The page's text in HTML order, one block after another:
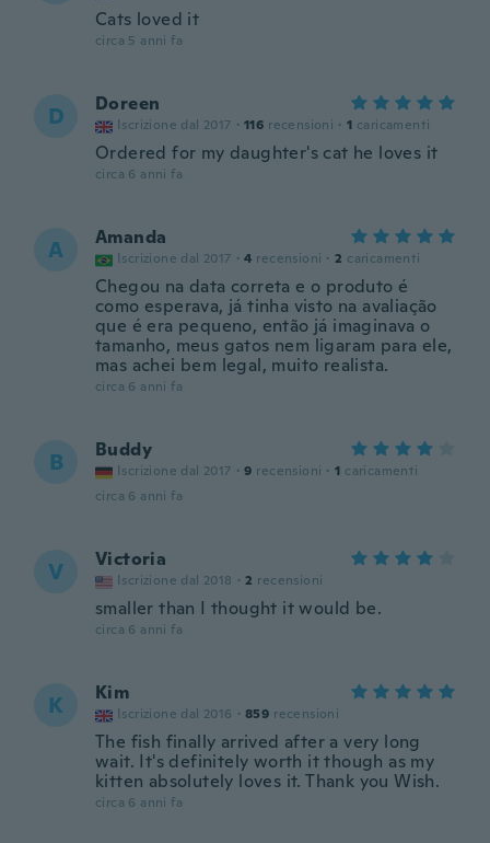
Cats loved it
circa 5 anni fa
D Doreen
Iscrizione dal 2017 · 116 recensioni · 1 caricamenti
Ordered for my daughter's cat he loves it
circa 6 anni fa
A Amanda
Iscrizione dal 2017 · 4 recensioni · 2 caricamenti
Chegou na data correta e o produto é
como esperava, já tinha visto na avaliação
que é era pequeno, então já imaginava o
tamanho, meus gatos nem ligaram para ele,
mas achei bem legal, muito realista.
circa 6 anni fa
B Buddy
Iscrizione dal 2017 · 9 recensioni · 1 caricamenti
circa 6 anni fa
V Victoria
Iscrizione dal 2018 · 2 recensioni
smaller than I thought it would be.
circa 6 anni fa
K Kim
Iscrizione dal 2016 · 859 recensioni
The fish finally arrived after a very long
wait. It's definitely worth it though as my
kitten absolutely loves it. Thank you Wish.
circa 6 anni fa